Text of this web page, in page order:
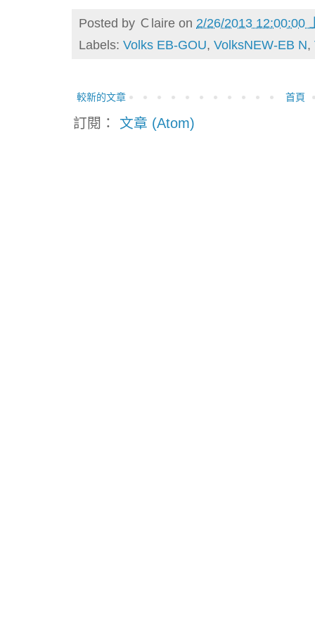
Posted by Ｃlaire on 2/26/2013 12:00:00
Labels: Volks EB-GOU, VolksNEW-EB N,
較新的文章 首頁
訂閱： 文章 (Atom)